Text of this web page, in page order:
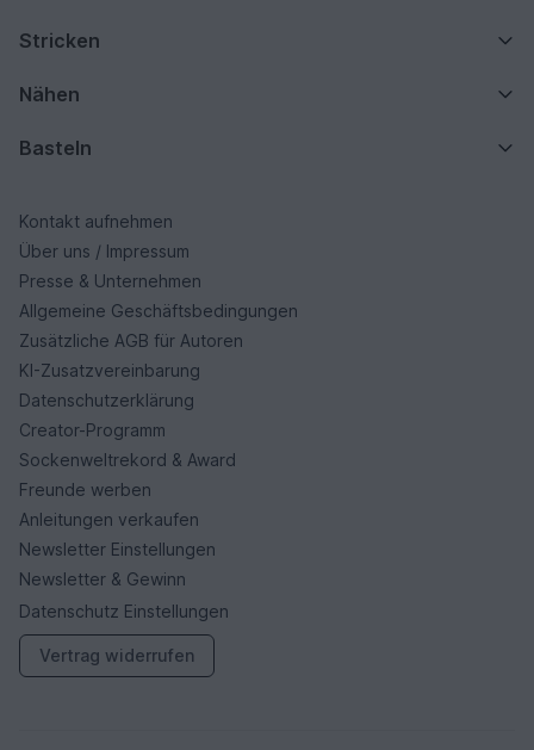
Stricken
Nähen
Basteln
Kontakt aufnehmen
Über uns / Impressum
Presse & Unternehmen
Allgemeine Geschäftsbedingungen
Zusätzliche AGB für Autoren
KI-Zusatzvereinbarung
Datenschutzerklärung
Creator-Programm
Sockenweltrekord & Award
Freunde werben
Anleitungen verkaufen
Newsletter Einstellungen
Newsletter & Gewinn
Datenschutz Einstellungen
Vertrag widerrufen